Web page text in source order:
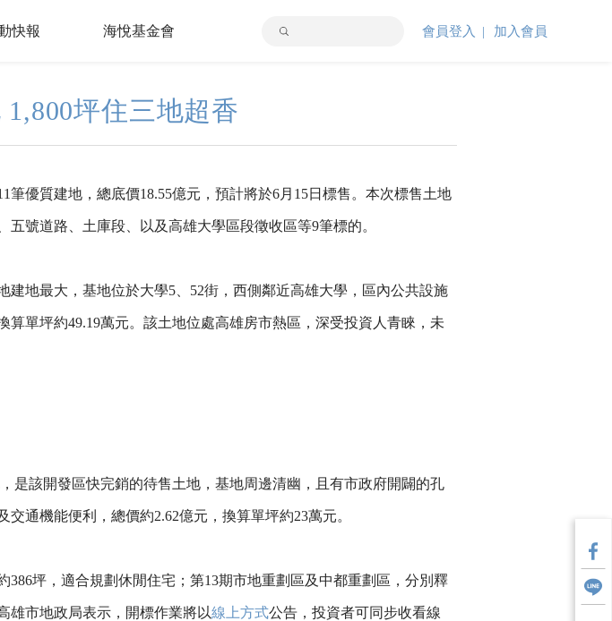
快報 海悅基金會 會員登入 加入會員
坪住三地超香
優質建地，總底價18.55億元，預計將於6月15日標售。本次標售土地
號道路、土庫段、以及高雄大學區段徵收區等9筆標的。
地最大，基地位於大學5、52街，西側鄰近高雄大學，區內公共設施
單坪約49.19萬元。該土地位處高雄房市熱區，深受投資人青睞，未
是該開發區快完銷的待售土地，基地周邊清幽，且有市政府開闢的孔
通機能便利，總價約2.62億元，換算單坪約23萬元。
坪，適合規劃休閒住宅；第13期市地重劃區及中都重劃區，分別釋
雄市地政局表示，開標作業將以線上方式公告，投資者可同步收看線